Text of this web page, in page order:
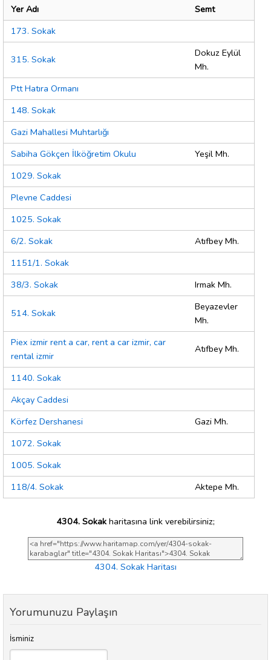
Yer Adı
Semt
173. Sokak
315. Sokak
Dokuz Eylül
Mh.
Ptt Hatıra Ormanı
148. Sokak
Gazi Mahallesi Muhtarlığı
Sabiha Gökçen İlköğretim Okulu
Yeşil Mh.
1029. Sokak
Plevne Caddesi
1025. Sokak
6/2. Sokak
Atıfbey Mh.
1151/1. Sokak
38/3. Sokak
Irmak Mh.
514. Sokak
Beyazevler
Mh.
Piex izmir rent a car, rent a car izmir, car
rental izmir
Atıfbey Mh.
1140. Sokak
Akçay Caddesi
Körfez Dershanesi
Gazi Mh.
1072. Sokak
1005. Sokak
118/4. Sokak
Aktepe Mh.
4304. Sokak haritasına link verebilirsiniz;
4304. Sokak Haritası
Yorumunuzu Paylaşın
İsminiz